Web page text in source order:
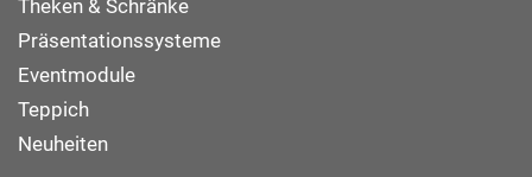
Theken & Schränke
Präsentationssysteme
Eventmodule
Teppich
Neuheiten